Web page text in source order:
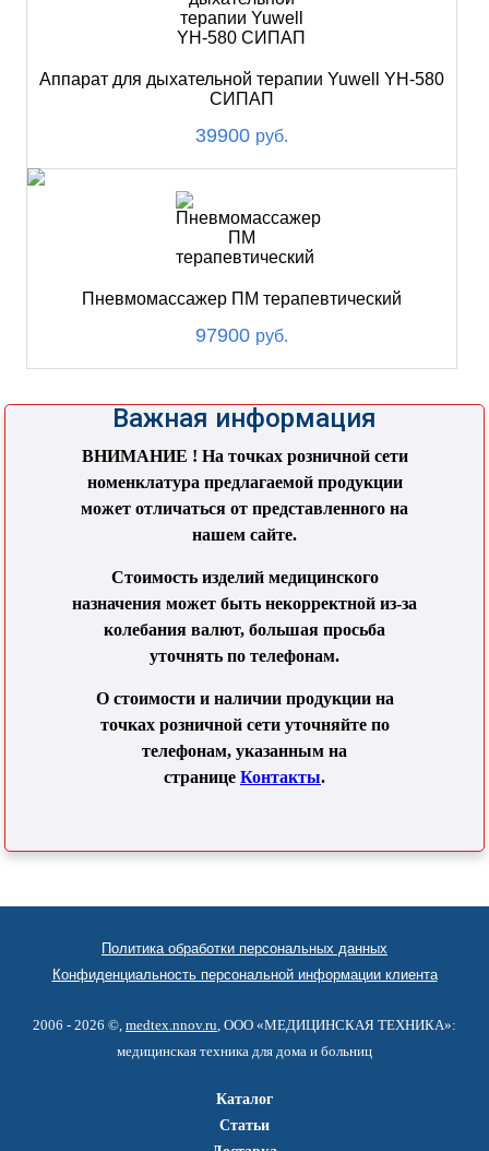
Аппарат для дыхательной терапии Yuwell YH-580
СИПАП
39900 руб.
Пневмомассажер ПМ терапевтический
97900 руб.
Важная информация
ВНИМАНИЕ ! На точках розничной сети
номенклатура предлагаемой продукции
может отличаться от представленного на
нашем сайте.
Стоимость изделий медицинского
назначения может быть некорректной из-за
колебания валют, большая просьба
уточнять по телефонам.
О стоимости и наличии продукции на
точках розничной сети уточняйте по
телефонам, указанным на
странице Контакты.
Политика обработки персональных данных
Конфиденциальность персональной информации клиента
2006 - 2026 ©, medtex.nnov.ru , ООО «МЕДИЦИНСКАЯ ТЕХНИКА»:
медицинская техника для дома и больниц
Каталог
Статьи